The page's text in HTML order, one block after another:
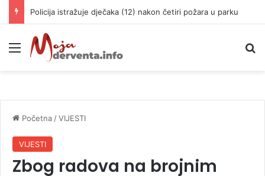
Srbija ide na Svjetsko prvenstvo: Velika pobjeda rukometaša u “Pioniru”
Meni
Početna /VIJESTI
VIJESTI
Zbog radova na brojnim